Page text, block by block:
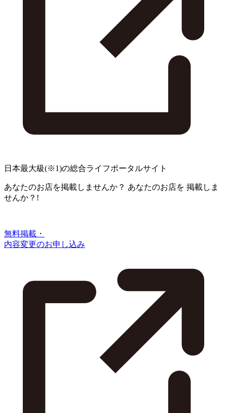
日本最大級(※1)の総合ライフポータルサイト
あなたのお店を掲載しませんか？ あなたのお店を 掲載しま
せんか？!
無料掲載・
内容変更のお申し込み